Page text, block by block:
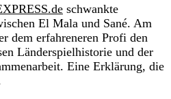
schwankte
El Mala und Sané. Am
dem erfahreneren Profi den
Länderspielhistorie und der
Eine Erklärung, die